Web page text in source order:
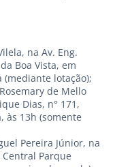
na Av. Eng.
Boa Vista, em
(mediante lotação);
de Mello
Dias, n° 171,
às 13h (somente
Pereira Júnior, na
Parque